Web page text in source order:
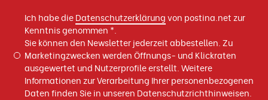
Ich habe dieDatenschutzerklärungvon postina.net zur
Kenntnis genommen *.
Sie können den Newsletter jederzeit abbestellen. Zu
Marketingzwecken werden Öffnungs- und Klickraten
ausgewertet und Nutzerprofile erstellt. Weitere
Informationen zur Verarbeitung Ihrer personenbezogenen
Daten finden Sie in unseren Datenschutzrichthinweisen.